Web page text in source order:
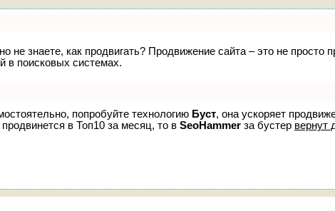
не знаете, как продвигать? Продвижение сайта – это не
в поисковых системах.
попробуйте технологию Буст, она ускоряет
в Топ10 за месяц, то в SeoHammerза бустер вернут